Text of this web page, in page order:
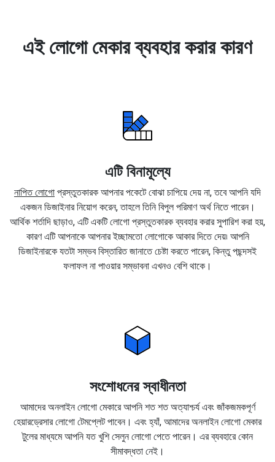
এই লোগো মেকার ব্যবহার করার কারণ
এটি বিনামূল্যে
নাপিত লোগো প্রস্তুতকারক আপনার পকেটে বোঝা চাপিয়ে দেয় না, তবে আপনি যদি
একজন ডিজাইনার নিয়োগ করেন, তাহলে তিনি বিপুল পরিমাণ অর্থ নিতে পারেন।
আর্থিক শর্তাদি ছাড়াও, এটি একটি লোগো প্রস্তুতকারক ব্যবহার করার সুপারিশ করা হয়,
কারণ এটি আপনাকে আপনার ইচ্ছামতো লোগোকে আকার দিতে দেয়৷ আপনি
ডিজাইনারকে যতটা সম্ভব বিস্তারিত জানাতে চেষ্টা করতে পারেন, কিন্তু পছন্দসই
ফলাফল না পাওয়ার সম্ভাবনা এখনও বেশি থাকে।
সংশোধনের স্বাধীনতা
আমাদের অনলাইন লোগো মেকারে আপনি শত শত অত্যাশ্চর্য এবং জাঁকজমকপূর্ণ
হেয়ারড্রেসার লোগো টেমপ্লেট পাবেন। এবং হ্যাঁ, আমাদের অনলাইন লোগো মেকার
টুলের মাধ্যমে আপনি যত খুশি সেলুন লোগো পেতে পারেন। এর ব্যবহারে কোন
সীমাবদ্ধতা নেই।